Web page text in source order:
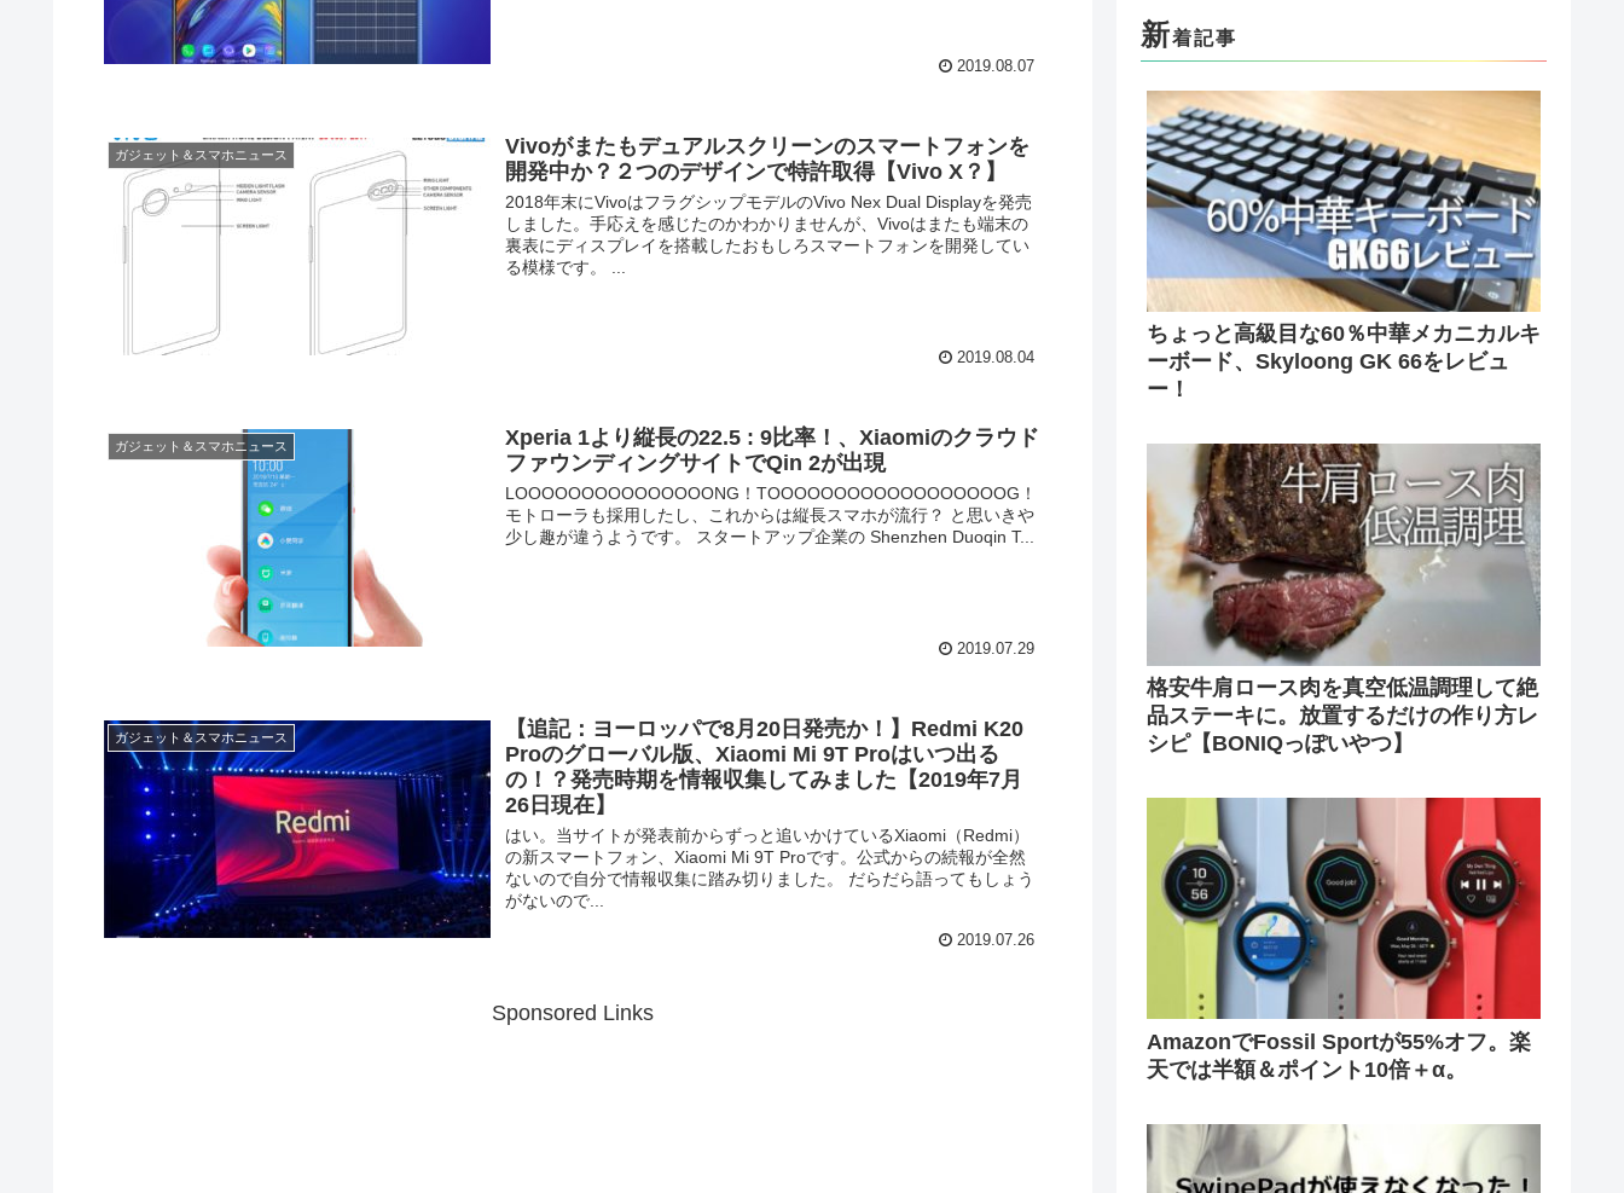
2019.08.07
ガジェット＆スマホニュース
Vivoがまたもデュアルスクリーンのスマートフォンを
開発中か？２つのデザインで特許取得【Vivo X？】
2018年末にVivoはフラグシップモデルのVivo Nex Dual Displayを発売
しました。手応えを感じたのかわかりませんが、Vivoはまたも端末の
裏表にディスプレイを搭載したおもしろスマートフォンを開発してい
る模様です。 ...
2019.08.04
ガジェット＆スマホニュース
Xperia 1より縦長の22.5 : 9比率！、Xiaomiのクラウド
ファウンディングサイトでQin 2が出現
LOOOOOOOOOOOOOOONG！TOOOOOOOOOOOOOOOOOOG！
モトローラも採用したし、これからは縦長スマホが流行？ と思いきや
少し趣が違うようです。 スタートアップ企業の Shenzhen Duoqin T...
2019.07.29
ガジェット＆スマホニュース
【追記：ヨーロッパで8月20日発売か！】Redmi K20
Proのグローバル版、Xiaomi Mi 9T Proはいつ出る
の！？発売時期を情報収集してみました【2019年7月
26日現在】
はい。当サイトが発表前からずっと追いかけているXiaomi（Redmi）
の新スマートフォン、Xiaomi Mi 9T Proです。公式からの続報が全然
ないので自分で情報収集に踏み切りました。 だらだら語ってもしょう
がないので...
2019.07.26
Sponsored Links
新着記事
ちょっと高級目な60％中華メカニカルキ
ーボード、Skyloong GK 66をレビュ
ー！
格安牛肩ロース肉を真空低温調理して絶
品ステーキに。放置するだけの作り方レ
シピ【BONIQっぽいやつ】
AmazonでFossil Sportが55%オフ。楽
天では半額＆ポイント10倍＋α。